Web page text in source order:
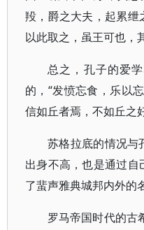
羖，爵之大夫，起累绁
以此取之，虽王可也，
总之，孔子的爱
的，“发愤忘食，乐以
信如丘者焉，不如丘之
苏格拉底的情况与
出身不高，也是通过
了蜚声雅典城邦内外的
罗马帝国时代的古